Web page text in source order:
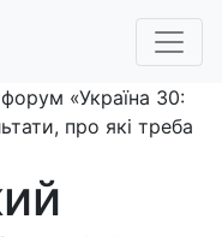
«Україна 30:
про які треба